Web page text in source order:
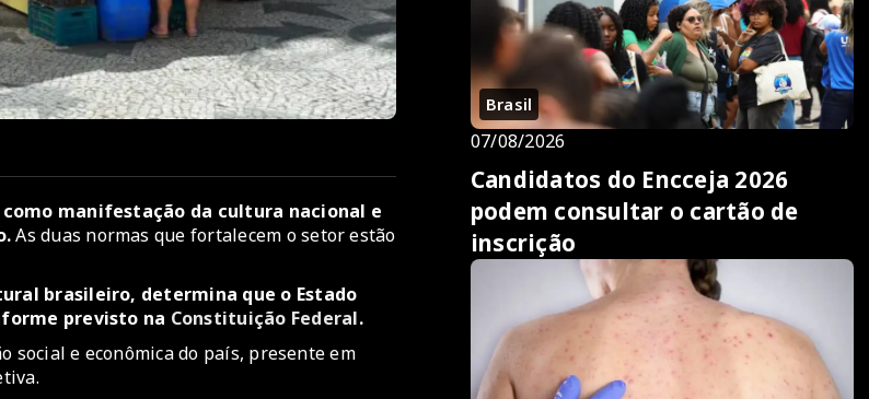
manifestação da cultura nacional e
As duas normas que fortalecem o setor estão
brasileiro, determina que o Estado
previsto na Constituição Federal.
social e econômica do país, presente em
Brasil
07/08/2026
Candidatos do Encceja 2026
podem consultar o cartão de
inscrição